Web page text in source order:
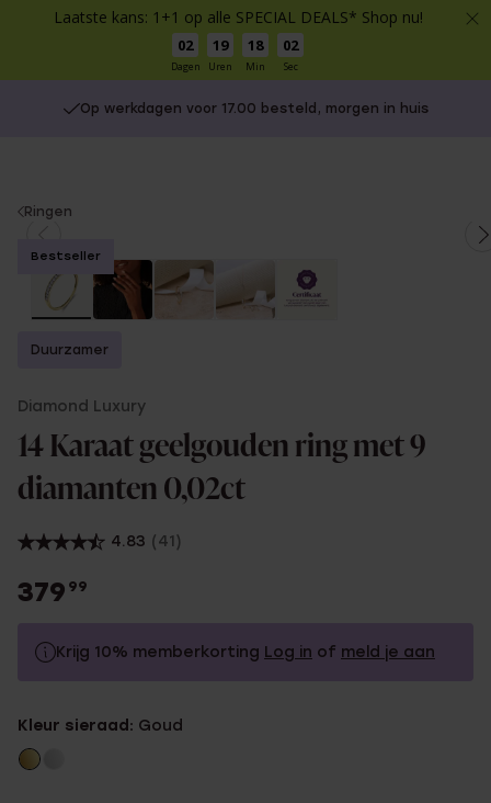
Laatste kans: 1+1 op alle SPECIAL DEALS* Shop nu!
02
Dagen
19
Uren
18
Min
01
Sec
Op werkdagen voor 17.00 besteld, morgen in huis
You
here:
Ringen
Bestseller
Duurzamer
Diamond Luxury
14 Karaat geelgouden ring met 9
diamanten 0,02ct
4.83 (41)
379 99
Krijg 10% memberkorting Log in of meld je aan
Zonder memberkorting
Kleur sieraad: Goud